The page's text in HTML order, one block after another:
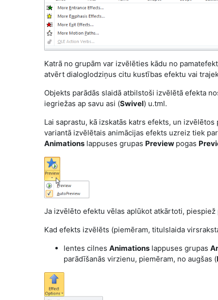
Katrā no grupām var izvēlēties kādu no
atvērt dialoglodziņus citu kustības efektu vai
Objekts parādās slaidā atbilstoši izvēlētā efekta
iegriežas ap savu asi (Swivel) u.tml.
Lai saprastu, kā izskatās katrs efekts, un
variantā izvēlētais animācijas efekts uzreiz tiek
Animations lappuses grupas Preview pogas
Ja izvēlēto efektu vēlas aplūkot atkārtoti, piespiež
Kad efekts izvēlēts (piemēram, titulslaida
lentes cilnes Animations lappuses grupas
parādīšanās virzienu, piemēram, no augšas (